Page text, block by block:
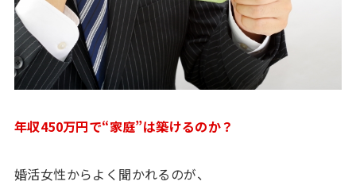
年収450万円で“家庭”は築けるのか？
婚活女性からよく聞かれるのが、